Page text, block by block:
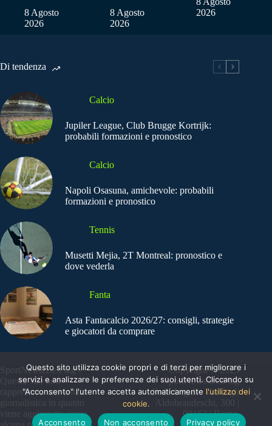
8 Agosto
2026
8 Agosto
2026
2026
Di tendenza
Calcio
Jupiler League, Club Brugge Kortrijk:
probabili formazioni e pronostico
Calcio
Napoli Osasuna, amichevole: probabili
formazioni e pronostico
Tennis
Musetti Mejia, 2T Montreal: pronostico e
dove vederla
Fanta
Asta Fantacalcio 2026/27: consigli, strategie
e giocatori da comprare
SportNews.BetFlag -
Questo sito non
rappresenta una testata
giornalistica in quanto
viene aggiornato senza
Copyright © 2025
SportNews BetFlag
Sede Legale: Via degli
Aldobrandeschi, 300 |
00163 | Roma
Questo sito utilizza cookie propri e di terzi per migliorare i
servizi e analizzare le preferenze dei suoi utenti. Cliccando su
"Acconsento" l'utente accetta automaticamente l'utilizzo dei
cookie.
Acconsento
Non acconsento Privacy policy